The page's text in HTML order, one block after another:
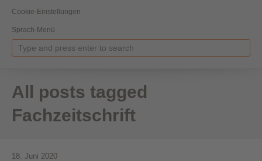
Cookie-Einstellungen
Sprach-Menü
All posts tagged
Fachzeitschrift
18. Juni 2020